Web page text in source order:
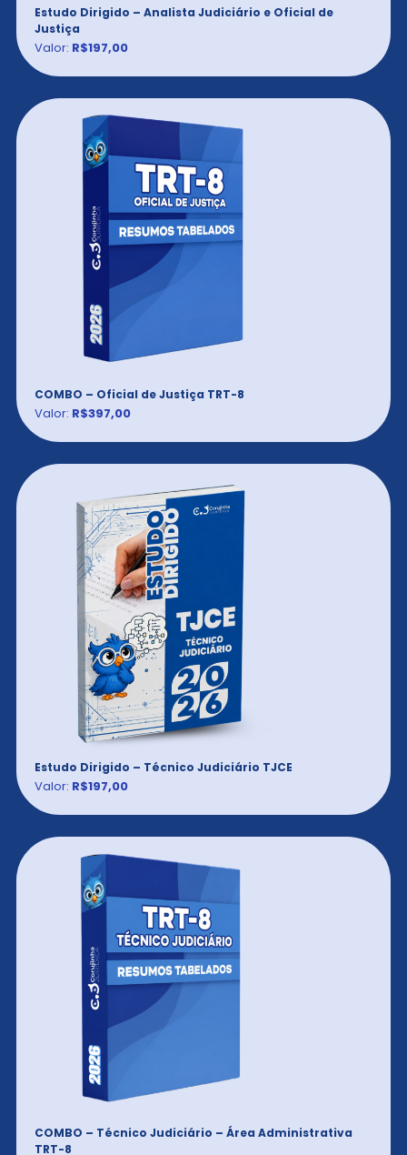
Estudo Dirigido – Analista Judiciário e Oficial de
Justiça
Valor: R$197,00
COMBO – Oficial de Justiça TRT-8
Valor: R$397,00
Estudo Dirigido – Técnico Judiciário TJCE
Valor: R$197,00
COMBO – Técnico Judiciário – Área Administrativa
TRT-8